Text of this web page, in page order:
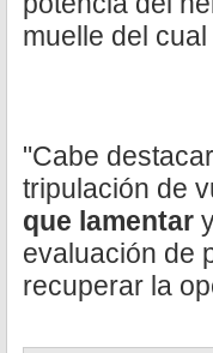
muelle del
"Cabe
tripulación de
que lamentar
evaluación de
recuperar la